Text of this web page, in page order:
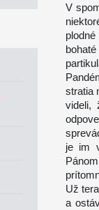
V
stratia
videli,
je im
Už
a